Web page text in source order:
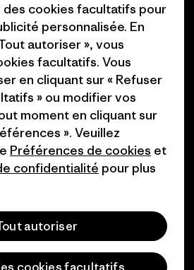
Industry program
Programme d’affiliation
Patagonia Suisse Plan du site
Reserved.
des cookies facultatifs pour
personnalisée. En
autoriser », vous
facultatifs. Vous
en cliquant sur « Refuser
» ou modifier vos
moment en cliquant sur
». Veuillez
Préférences de cookies et
confidentialité pour plus
autoriser